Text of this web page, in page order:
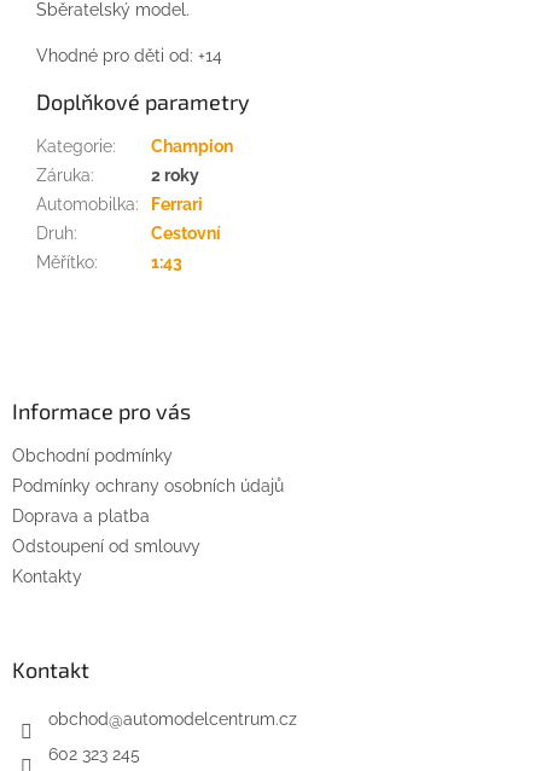
Sběratelský model.
Vhodné pro děti od: +14
Doplňkové parametry
Kategorie:
Champion
Záruka:
2 roky
Automobilka:
Ferrari
Druh:
Cestovní
Měřítko: 1:43
Informace pro vás
Obchodní podmínky
Podmínky ochrany osobních údajů
Doprava a platba
Odstoupení od smlouvy
Kontakty
Kontakt
obchod@automodelcentrum.cz
602 323 245